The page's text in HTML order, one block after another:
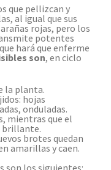
que pellizcan y
al igual que sus
rojas, pero los
potentes
hará que enferme
son, en ciclo
la planta.
hojas
onduladas.
mientras que el
brillante.
brotes quedan
amarillas y caen.